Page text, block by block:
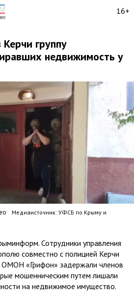
16+
группу
недвижимость у
Медиаисточник: УФСБ по Крыму и
Сотрудники управления
совместно с полицией Керчи
«Грифон» задержали членов
мошенническим путем лишали
на недвижимое имущество.